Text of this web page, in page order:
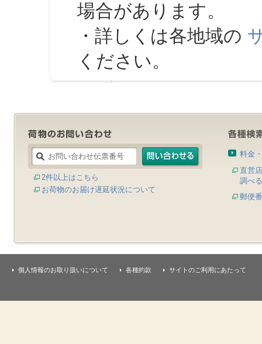
場合があります。
・詳しくは各地域の
ください。
2件以上はこちら
お荷物のお届け遅延状況について
料金
直営
調べる
郵便
個人情報のお取り扱いについて 各種約款 サイトのご利用にあたって